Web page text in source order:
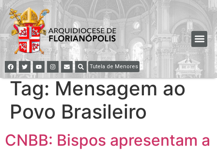
Tutela de Menores
Tag: Mensagem ao
Povo Brasileiro
CNBB: Bispos apresentam a